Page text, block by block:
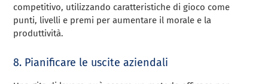
competitivo, utilizzando caratteristiche di gioco come
punti, livelli e premi per aumentare il morale e la
produttività.
8. Pianificare le uscite aziendali